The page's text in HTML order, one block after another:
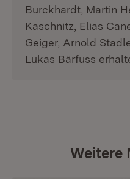
Burckhardt, Martin
Kaschnitz, Elias
Geiger, Arnold
Lukas Bärfuss
Weitere